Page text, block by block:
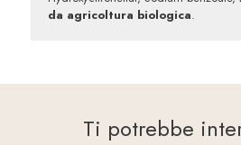
da agricoltura biologica.
Ti potrebbe